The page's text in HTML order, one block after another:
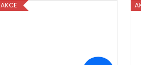
AKCE